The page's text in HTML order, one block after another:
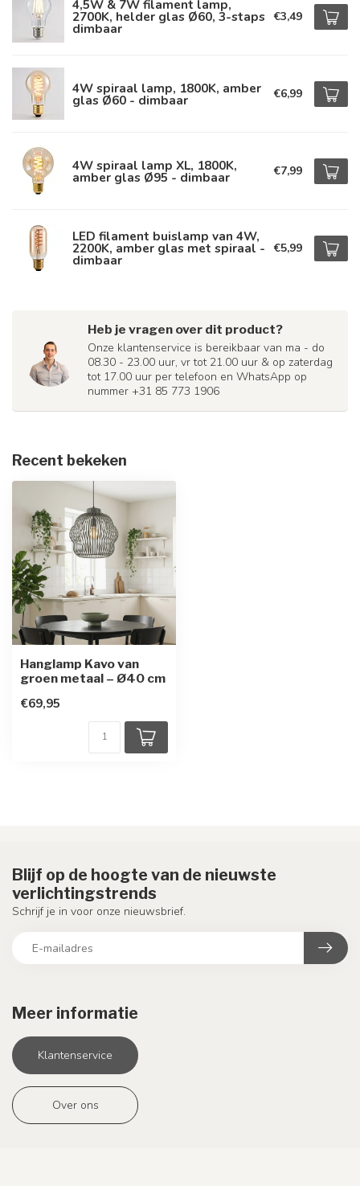
4,5W & 7W filament lamp,
2700K, helder glas Ø60, 3-staps
dimbaar
€3,49
4W spiraal lamp, 1800K, amber
glas Ø60 - dimbaar €6,99
4W spiraal lamp XL, 1800K,
amber glas Ø95 - dimbaar €7,99
LED filament buislamp van 4W,
2200K, amber glas met spiraal -
dimbaar
€5,99
Heb je vragen over dit product?
Onze klantenservice is bereikbaar van ma - do
08.30 - 23.00 uur, vr tot 21.00 uur & op zaterdag
tot 17.00 uur per telefoon en WhatsApp op
nummer +31 85 773 1906
Recent bekeken
Hanglamp Kavo van
groen metaal – Ø40 cm
€69,95
Meer informatie
Klantenservice
Over ons
Blijf op de hoogte van de nieuwste
verlichtingstrends
Schrijf je in voor onze nieuwsbrief.